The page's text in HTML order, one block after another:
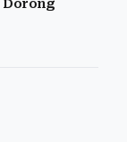
Dorong